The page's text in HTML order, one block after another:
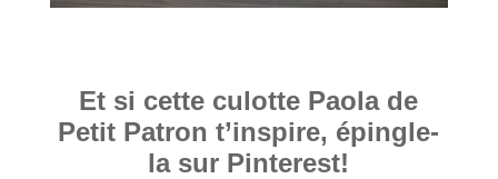
Et si cette culotte Paola de
Petit Patron t’inspire, épingle-
la sur Pinterest!